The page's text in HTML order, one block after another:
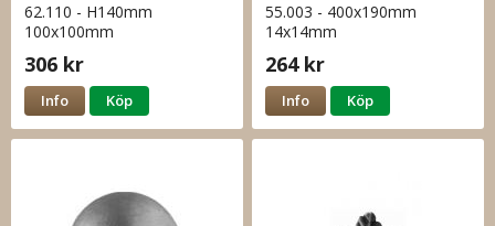
62.110 - H140mm
100x100mm
306 kr
Info Köp
55.003 - 400x190mm
14x14mm
264 kr
Info Köp